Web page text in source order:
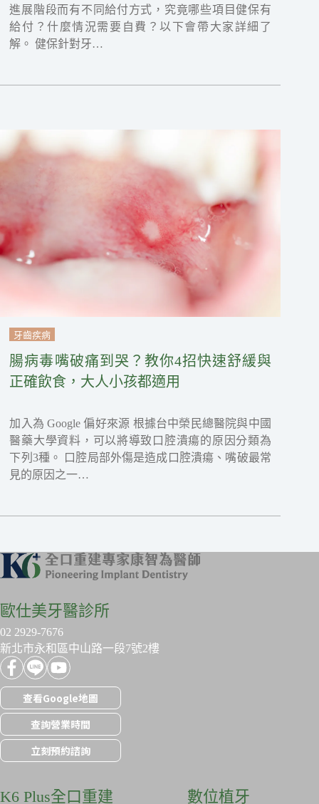
進展階段而有不同給付方式，究竟哪些項目健保有
給付？什麼情況需要自費？以下會帶大家詳細了
解。 健保針對牙…
牙齒疾病
腸病毒嘴破痛到哭？教你4招快速舒緩與
正確飲食，大人小孩都適用
加入為 Google 偏好來源 根據台中榮民總醫院與中國
醫藥大學資料，可以將導致口腔潰瘍的原因分類為
下列3種。 口腔局部外傷是造成口腔潰瘍、嘴破最常
見的原因之一…
歐仕美牙醫診所
02 2929-7676
新北市永和區中山路一段7號2樓
查看Google地圖
查詢營業時間
立刻預約諮詢
K6 Plus全口重建 數位植牙